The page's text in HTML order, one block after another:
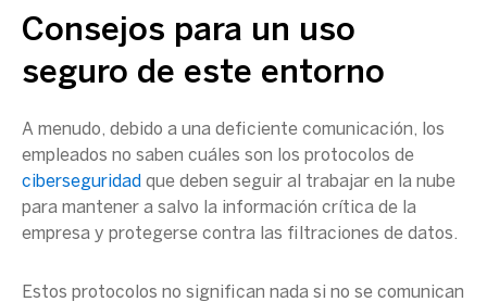
Consejos para un uso
seguro de este entorno
A menudo, debido a una deficiente comunicación, los
empleados no saben cuáles son los protocolos de
ciberseguridad que deben seguir al trabajar en la nube
para mantener a salvo la información crítica de la
empresa y protegerse contra las filtraciones de datos.
Estos protocolos no significan nada si no se comunican